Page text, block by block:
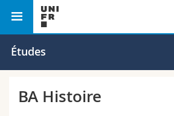
Université
Faculté des lettres et des sciences
Études
BA Histoire